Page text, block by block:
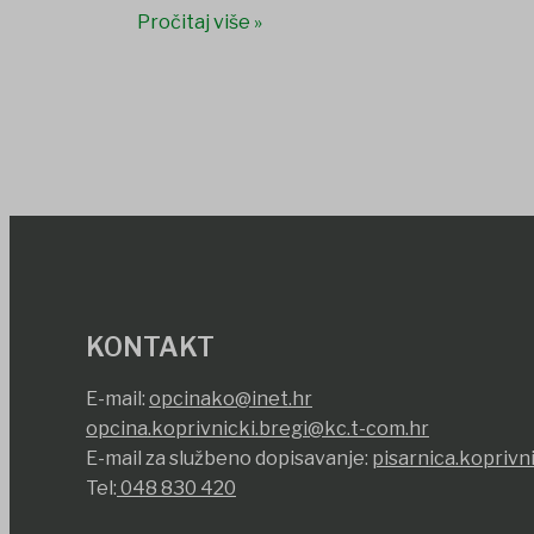
Pročitaj više »
KONTAKT
E-mail: opcinako@inet.hr
opcina.koprivnicki.bregi@kc.t-com.hr
E-mail za službeno dopisavanje:
Tel: 048 830 420